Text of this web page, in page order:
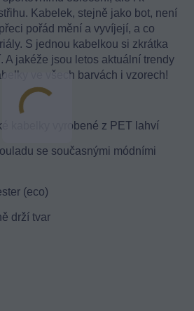
Kabelek, stejně jako bot, není
pořád mění a vyvíjejí, a co
S jednou kabelkou si zkrátka
A jakéže jsou letos aktuální trendy
ve všech barvách i vzorech!
kabelky vyrobené z PET lahví
se současnými módními
(eco)
drží tvar